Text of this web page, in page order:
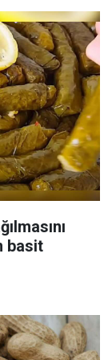
basit